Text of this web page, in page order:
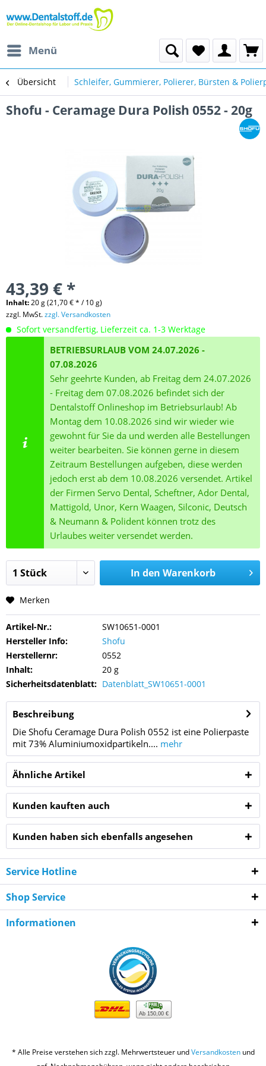
Menü
Übersicht Schleifer, Gummierer, Polierer, Bürsten &
Shofu - Ceramage Dura Polish 0552 - 20g
43,39 € *
Inhalt:20 g (21,70 € * / 10 g)
zzgl. MwSt.zzgl. Versandkosten
Sofort versandfertig, Lieferzeit ca. 1-3 Werktage
BETRIEBSURLAUB VOM 24.07.2026 -
07.08.2026
Sehr geehrte Kunden, ab Freitag dem 24.07.2026
- Freitag dem 07.08.2026 befindet sich der
Dentalstoff Onlineshop im Betriebsurlaub! Ab
Montag dem 10.08.2026 sind wir wieder wie
gewohnt für Sie da und werden alle Bestellungen
weiter bearbeiten. Sie können gerne in diesem
Zeitraum Bestellungen aufgeben, diese werden
jedoch erst ab dem 10.08.2026 versendet. Artikel
der Firmen Servo Dental, Scheftner, Ador Dental,
Mattigold, Unor, Kern Waagen, Silconic, Deutsch
& Neumann & Polident können trotz des
Urlaubes weiter versendet werden.
In den Warenkorb
Merken
Artikel-Nr.:
SW10651-0001
Hersteller Info:
Shofu
Herstellernr:
0552
Inhalt:
20 g
Sicherheitsdatenblatt: Datenblatt_SW10651-0001
Beschreibung
Die Shofu Ceramage Dura Polish 0552 ist eine Polierpaste
mit 73% Aluminiumoxidpartikeln.... mehr
Ähnliche Artikel
Kunden kauften auch
Kunden haben sich ebenfalls angesehen
Service Hotline
Shop Service
Informationen
Ab 150,00 €
* Alle Preise verstehen sich zzgl. Mehrwertsteuer undVersandkostenund